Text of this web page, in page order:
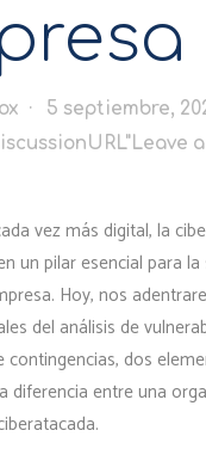
5 septiembre,
Leave
vez más digital, la
un pilar esencial para la
Hoy, nos
del análisis de
contingencias, dos
diferencia entre una